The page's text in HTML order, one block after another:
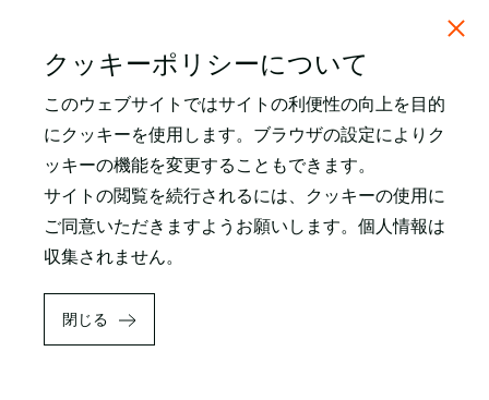
spirit.
Founded in 1908 and owned by the LEO
Foundation, LEO Pharma has devoted
decades of research and development to
advance the science of dermatology,
setting new standards of care for people
with skin conditions. LEO Pharma is
headquartered in Denmark with a global
クッキーポリシーについて
このウェブサイトではサイトの利便性の向上を目的
にクッキーを使用します。ブラウザの設定によりク
ッキーの機能を変更することもできます。
サイトの閲覧を続行されるには、クッキーの使用に
ご同意いただきますようお願いします。個人情報は
収集されません。
閉じる